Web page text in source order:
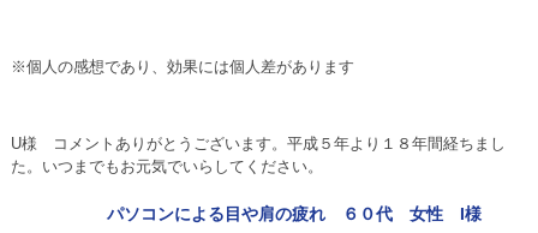
※個人の感想であり、効果には個人差があります
U様 コメントありがとうございます。平成５年より１８年間経ちまし
た。いつまでもお元気でいらしてください。
パソコンによる目や肩の疲れ ６０代 女性 I様